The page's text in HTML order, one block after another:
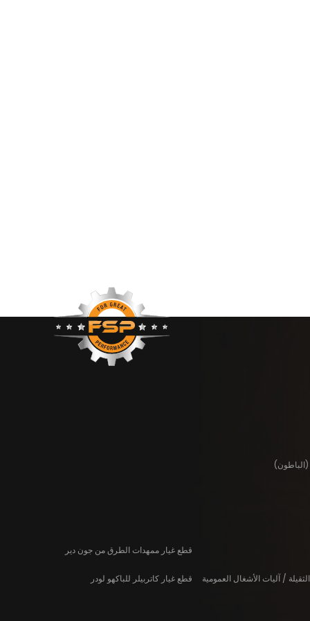
/ آليات الأشغال العمومية
قطع غيار ممهدات الطرق من جون دير
قطع غيار كاتربيلر للباكهو لودر